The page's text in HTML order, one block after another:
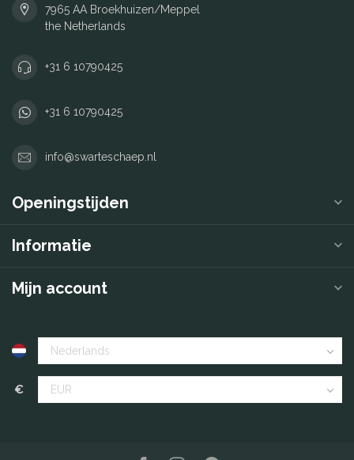
7965 AA Broekhuizen/Meppel
the Netherlands
+31 6 10790425
+31 6 10790425
info@swarteschaep.nl
Openingstijden
Informatie
Mijn account
€